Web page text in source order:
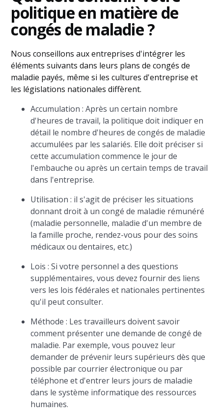
politique en matière de
congés de maladie ?
Nous conseillons aux entreprises d'intégrer les
éléments suivants dans leurs plans de congés de
maladie payés, même si les cultures d'entreprise et
les législations nationales diffèrent.
Accumulation : Après un certain nombre
d'heures de travail, la politique doit indiquer en
détail le nombre d'heures de congés de maladie
accumulées par les salariés. Elle doit préciser si
cette accumulation commence le jour de
l'embauche ou après un certain temps de travail
dans l'entreprise.
Utilisation : il s'agit de préciser les situations
donnant droit à un congé de maladie rémunéré
(maladie personnelle, maladie d'un membre de
la famille proche, rendez-vous pour des soins
médicaux ou dentaires, etc.)
Lois : Si votre personnel a des questions
supplémentaires, vous devez fournir des liens
vers les lois fédérales et nationales pertinentes
qu'il peut consulter.
Méthode : Les travailleurs doivent savoir
comment présenter une demande de congé de
maladie. Par exemple, vous pouvez leur
demander de prévenir leurs supérieurs dès que
possible par courrier électronique ou par
téléphone et d'entrer leurs jours de maladie
dans le système informatique des ressources
humaines.